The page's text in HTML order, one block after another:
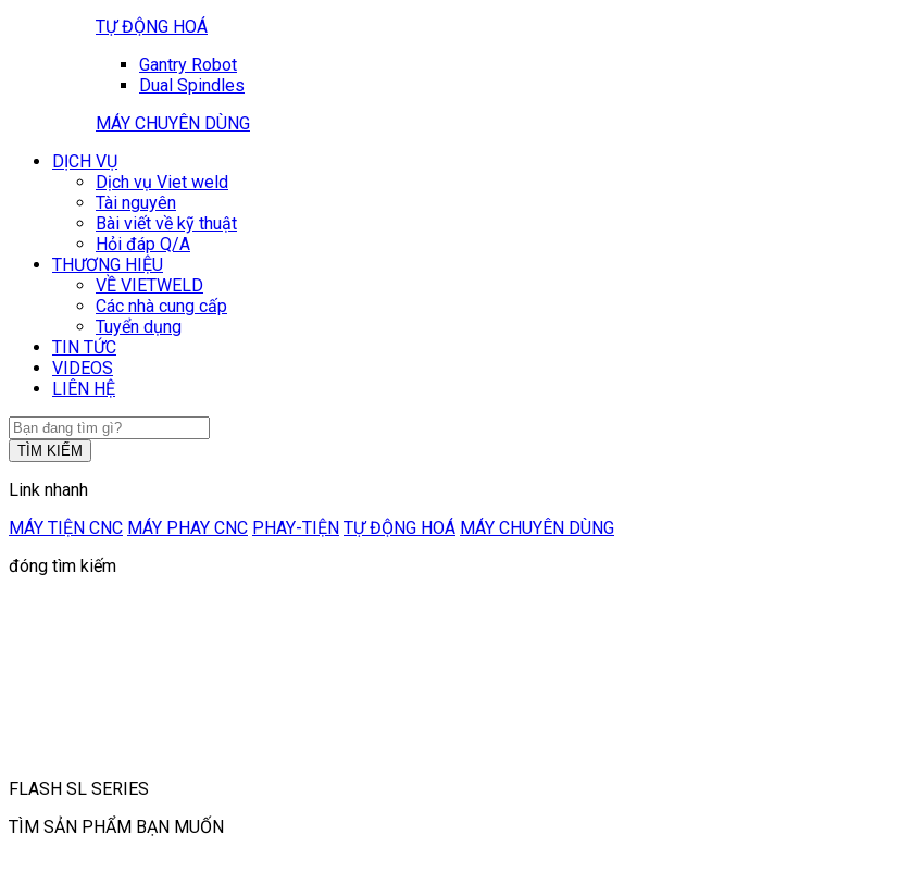
TỰ ĐỘNG HOÁ
Gantry Robot
Dual Spindles
MÁY CHUYÊN DÙNG
DỊCH VỤ
Dịch vụ Viet weld
Tài nguyên
Bài viết về kỹ thuật
Hỏi đáp Q/A
THƯƠNG HIỆU
VỀ VIETWELD
Các nhà cung cấp
Tuyển dụng
TIN TỨC
VIDEOS
LIÊN HỆ
TÌM KIẾM
Link nhanh
MÁY TIỆN CNC MÁY PHAY CNC PHAY-TIỆN TỰ ĐỘNG HOÁ MÁY CHUYÊN DÙNG
đóng tìm kiếm
FLASH SL SERIES
TÌM SẢN PHẨM BẠN MUỐN